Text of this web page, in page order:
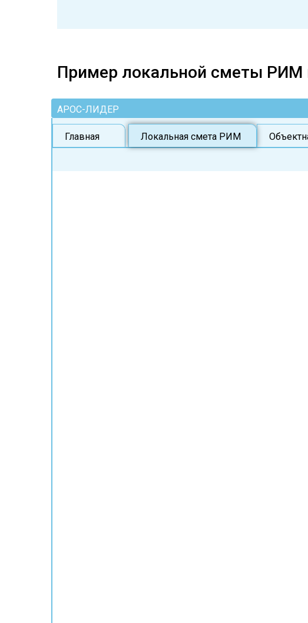
Пример локальной сметы
АРОС-ЛИДЕР
Главная Локальная смета РИМ